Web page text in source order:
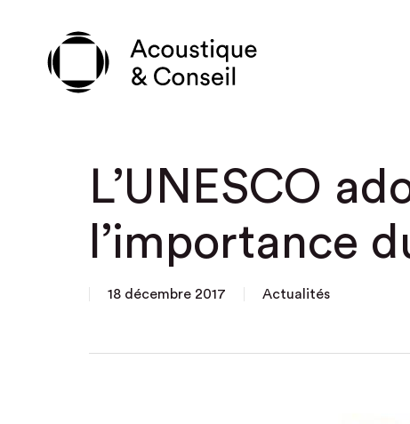
L’UNESCO
l’importance
18 décembre 2017 Actualités